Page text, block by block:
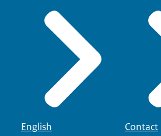
English Contact